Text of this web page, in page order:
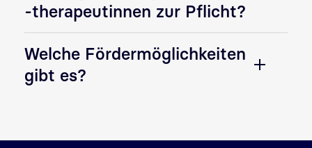
-therapeutinnen zur Pflicht?
Welche Fördermöglichkeiten
gibt es?